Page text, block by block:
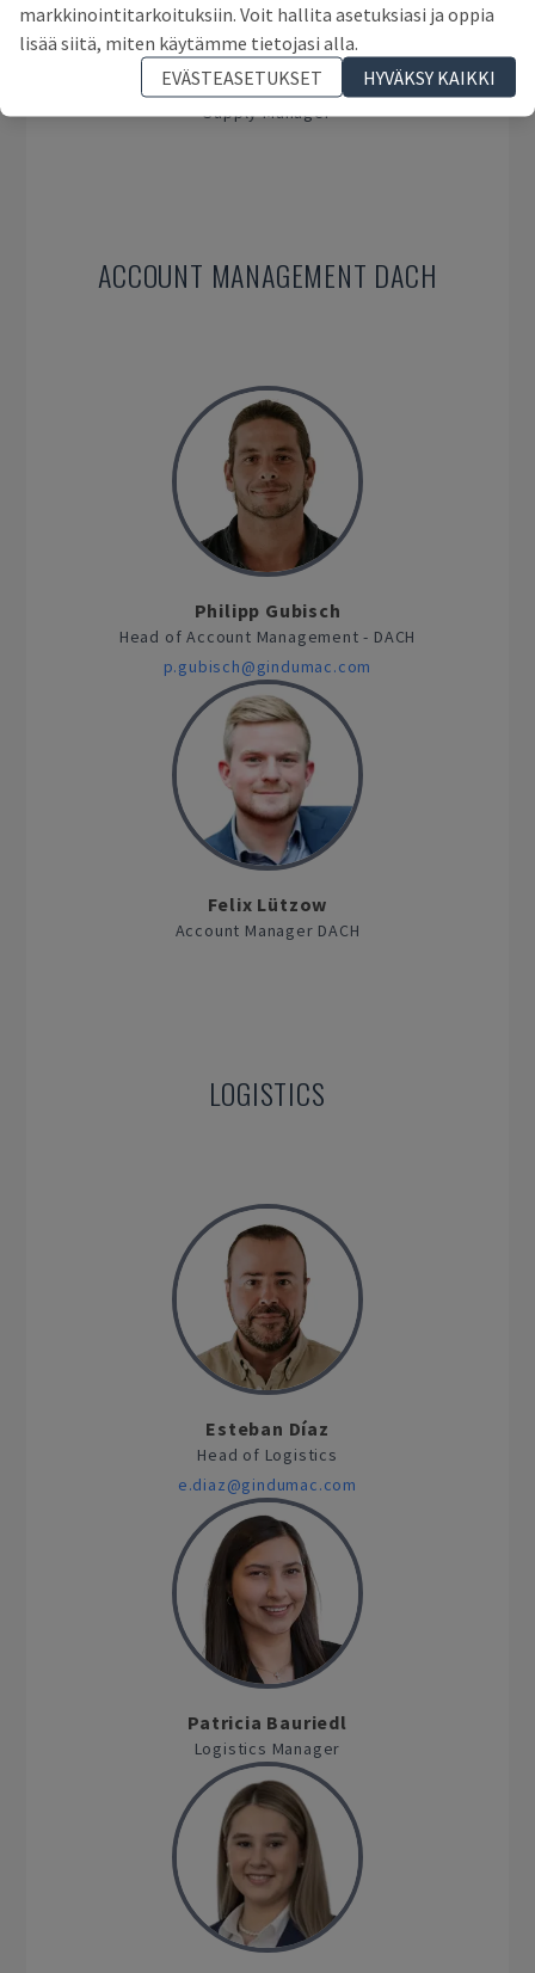
Gerard Bel
Supply Manager
ACCOUNT MANAGEMENT DACH
Philipp Gubisch
Head of Account Management - DACH
p.gubisch@gindumac.com
Felix Lützow
Account Manager DACH
LOGISTICS
Esteban Díaz
Head of Logistics
e.diaz@gindumac.com
Patricia Bauriedl
Logistics Manager
markkinointitarkoituksiin. Voit hallita asetuksiasi ja oppia
lisää siitä, miten käytämme tietojasi alla.
EVÄSTEASETUKSET
HYVÄKSY KAIKKI